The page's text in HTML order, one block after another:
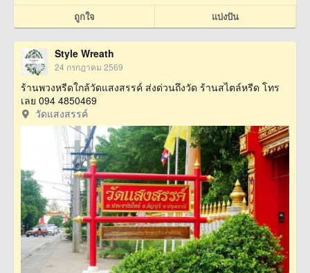
ถูกใจ แบ่งปัน
Style Wreath
24 กรกฎาคม 2569
ร้านพวงหรีดใกล้วัดแสงสรรค์ ส่งด่วนถึงวัด ร้านสไตล์หรีด โทร
เลย 094 4850469
วัดแสงสรรค์